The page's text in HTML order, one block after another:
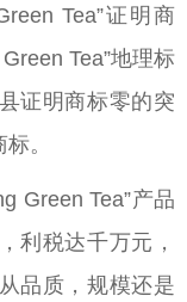
Tea”证明商
Tea”地理标
证明商标零的突
。
Tea”产品
利税达千万元，
品质，规模还是